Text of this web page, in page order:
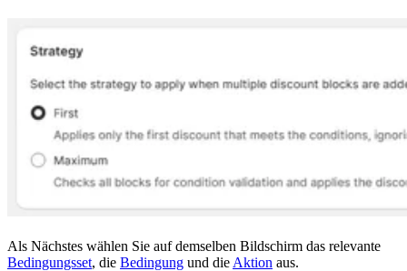
Als Nächstes wählen Sie auf demselben Bildschirm das relevante
Bedingungsset, die Bedingung und die Aktion aus.